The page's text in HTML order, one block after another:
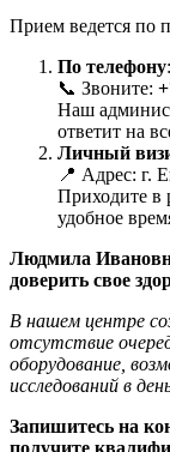
Прием ведется по
По телефону:
📞 Звоните:
Наш
ответит на
Личный
📍 Адрес: г.
Приходите в
удобное
Людмила
доверить свое
В нашем центре
отсутствие
оборудование,
исследований в
Запишитесь на